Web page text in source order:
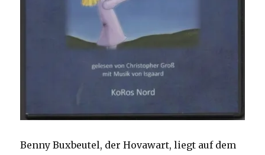
Benny Buxbeutel, der Hovawart, liegt auf dem